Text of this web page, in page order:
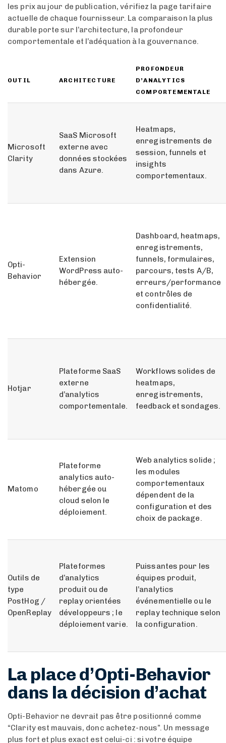
les prix au jour de publication, vérifiez la page tarifaire
actuelle de chaque fournisseur. La comparaison la plus
durable porte sur l’architecture, la profondeur
comportementale et l’adéquation à la gouvernance.
OUTIL ARCHITECTURE
PROFONDEUR
D’ANALYTICS
COMPORTEMENTALE
Microsoft
Clarity
SaaS Microsoft
externe avec
données stockées
dans Azure.
Heatmaps,
enregistrements de
session, funnels et
insights
comportementaux.
Opti-
Behavior
Extension
WordPress auto-
hébergée.
Dashboard, heatmaps,
enregistrements,
funnels, formulaires,
parcours, tests A/B,
erreurs/performance
et contrôles de
confidentialité.
Hotjar
Plateforme SaaS
externe
d’analytics
comportementale.
Workflows solides de
heatmaps,
enregistrements,
feedback et sondages.
Matomo
Plateforme
analytics auto-
hébergée ou
cloud selon le
déploiement.
Web analytics solide ;
les modules
comportementaux
dépendent de la
configuration et des
choix de package.
Outils de
type
PostHog /
OpenReplay
Plateformes
d’analytics
produit ou de
replay orientées
développeurs ; le
déploiement varie.
Puissantes pour les
équipes produit,
l’analytics
événementielle ou le
replay technique selon
la configuration.
La place d’Opti-Behavior
dans la décision d’achat
Opti-Behavior ne devrait pas être positionné comme
“Clarity est mauvais, donc achetez-nous”. Un message
plus fort et plus exact est celui-ci : si votre équipe